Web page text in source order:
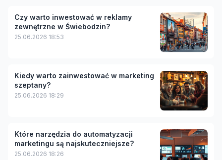
Czy warto inwestować w reklamy
zewnętrzne w Świebodzin?
25.06.2026 18:53
Kiedy warto zainwestować w marketing
szeptany?
25.06.2026 18:29
Które narzędzia do automatyzacji
marketingu są najskuteczniejsze?
25.06.2026 18:26